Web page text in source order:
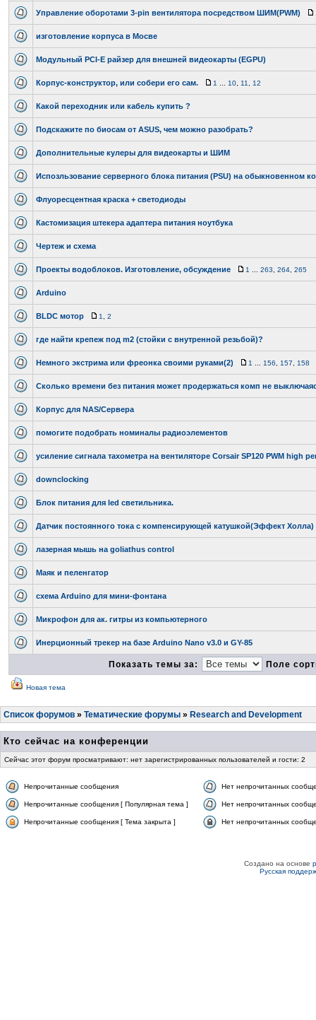
Управление оборотами 3-pin вентилятора посредством ШИМ(PWM)
изготовление корпуса в Мосве
Модульный PCI-E райзер для внешней видеокарты (EGPU)
Корпус-конструктор, или собери его сам. 1 10 11 12
Какой переходник или кабель купить ?
Подскажите по биосам от ASUS, чем можно разобрать?
Дополнительные кулеры для видеокарты и ШИМ
Испозльзование серверного блока питания (PSU) на обыкновенном
Флуоресцентная краска + светодиоды
Кастомизация штекера адаптера питания ноутбука
Чертеж и схема
Проекты водоблоков. Изготовление, обсуждение 1 263 264 265
Arduino
BLDC мотор 1 2
где найти крепеж под m2 (стойки с внутренной резьбой)?
Немного экстрима или фреонка своими руками(2) 1 156 157 158
Сколько времени без питания может продержаться комп не
Корпус для NAS/Сервера
помогите подобрать номиналы радиоэлементов
усиление сигнала тахометра на вентиляторе Corsair SP120 PWM high
downclocking
Блок питания для led светильника.
Датчик постоянного тока с компенсирующей катушкой(Эффект Холла)
лазерная мышь на goliathus control
Маяк и пеленгатор
схема Arduino для мини-фонтана
Микрофон для ак. гитры из компьютерного
Инерционный трекер на базе Arduino Nano v3.0 и GY-85
Показать темы за: Поле
Новая тема
Список форумов » Тематические форумы » Research and Development
Кто сейчас на конференции
Сейчас этот форум просматривают: нет зарегистрированных пользователей и гости: 2
Непрочитанные сообщения Нет непрочитанных
Непрочитанные сообщения [ Популярная тема ] Нет непрочитанных
Непрочитанные сообщения [ Тема закрыта ] Нет непрочитанных
Создано на основе
Русская